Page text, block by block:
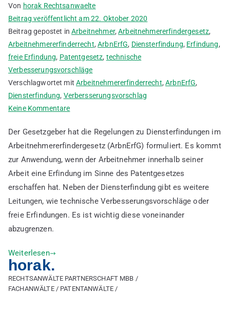
Von horak Rechtsanwaelte
Beitrag veröffentlicht am22. Oktober 2020
Beitrag gepostet inArbeitnehmer,Arbeitnehmererfindergesetz,
Arbeitnehmererfinderrecht,ArbnErfG, Diensterfindung, Erfindung,
freie Erfindung, Patentgesetz, technische
Verbesserungsvorschläge
Verschlagwortet mitArbeitnehmererfinderrecht,ArbnErfG,
Diensterfindung, Verbersserungsvorschlag
Keine Kommentarezu
ist
eine
Diensterfindung
Der Gesetzgeber hat die Regelungen zu Diensterfindungen im
Arbeitnehmererfindergesetz (ArbnErfG) formuliert. Es kommt
zur Anwendung, wenn der Arbeitnehmer innerhalb seiner
Arbeit eine Erfindung im Sinne des Patentgesetzes
erschaffen hat. Neben der Diensterfindung gibt es weitere
Leitungen, wie technische Verbesserungsvorschläge oder
freie Erfindungen. Es ist wichtig diese voneinander
abzugrenzen.
Weiterlesen
horak.
RECHTSANWÄLTE PARTNERSCHAFT MBB /
FACHANWÄLTE / PATENTANWÄLTE /